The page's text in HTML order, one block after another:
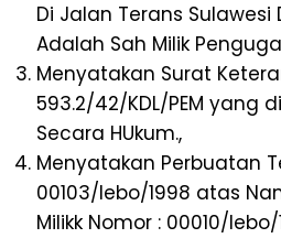
Di Jalan Terans Sulawesi
Adalah Sah Milik
Menyatakan Surat
593.2/42/KDL/PEM yang
Secara HUkum.,
Menyatakan Perbuatan
00103/lebo/1998 atas
Milikk Nomor : 00010/